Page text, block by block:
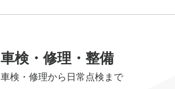
車検・修理・整備
車検・修理から日常点検まで